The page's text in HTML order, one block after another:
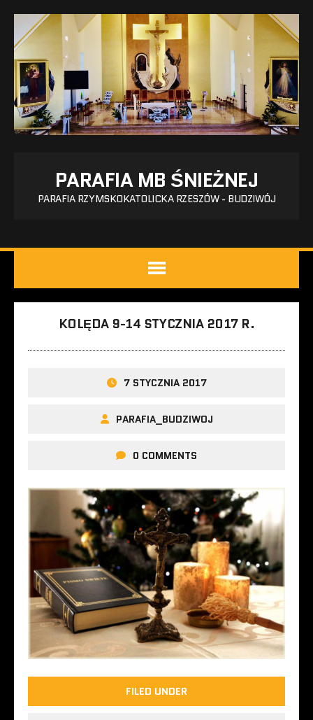
PARAFIA MB ŚNIEŻNEJ
PARAFIA RZYMSKOKATOLICKA RZESZÓW - BUDZIWÓJ
KOLĘDA 9-14 STYCZNIA 2017 R.
7 STYCZNIA 2017
PARAFIA_BUDZIWOJ
0 COMMENTS
FILED UNDER